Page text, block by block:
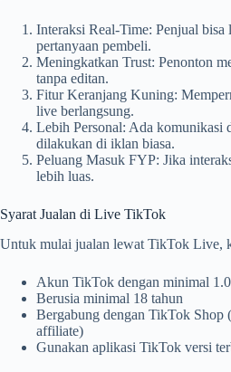
Interaksi Real-Time: Penjual bisa
pertanyaan pembeli.
Meningkatkan Trust: Penonton
tanpa editan.
Fitur Keranjang Kuning:
live berlangsung.
Lebih Personal: Ada komunikasi
dilakukan di iklan biasa.
Peluang Masuk FYP: Jika
lebih luas.
Syarat Jualan di Live TikTok
Untuk mulai jualan lewat TikTok Live,
Akun TikTok dengan minimal
Berusia minimal 18 tahun
Bergabung dengan TikTok Shop
affiliate)
Gunakan aplikasi TikTok versi